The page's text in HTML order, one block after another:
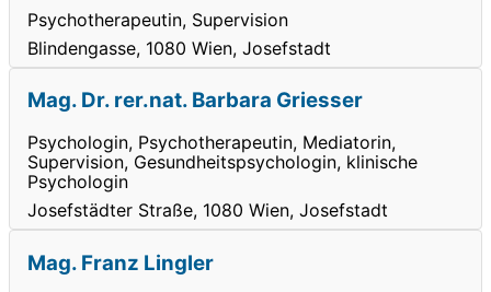
Psychotherapeutin, Supervision
Blindengasse, 1080 Wien, Josefstadt
Mag. Dr. rer.nat. Barbara Griesser
Psychologin, Psychotherapeutin, Mediatorin,
Supervision, Gesundheitspsychologin, klinische
Psychologin
Josefstädter Straße, 1080 Wien, Josefstadt
Mag. Franz Lingler